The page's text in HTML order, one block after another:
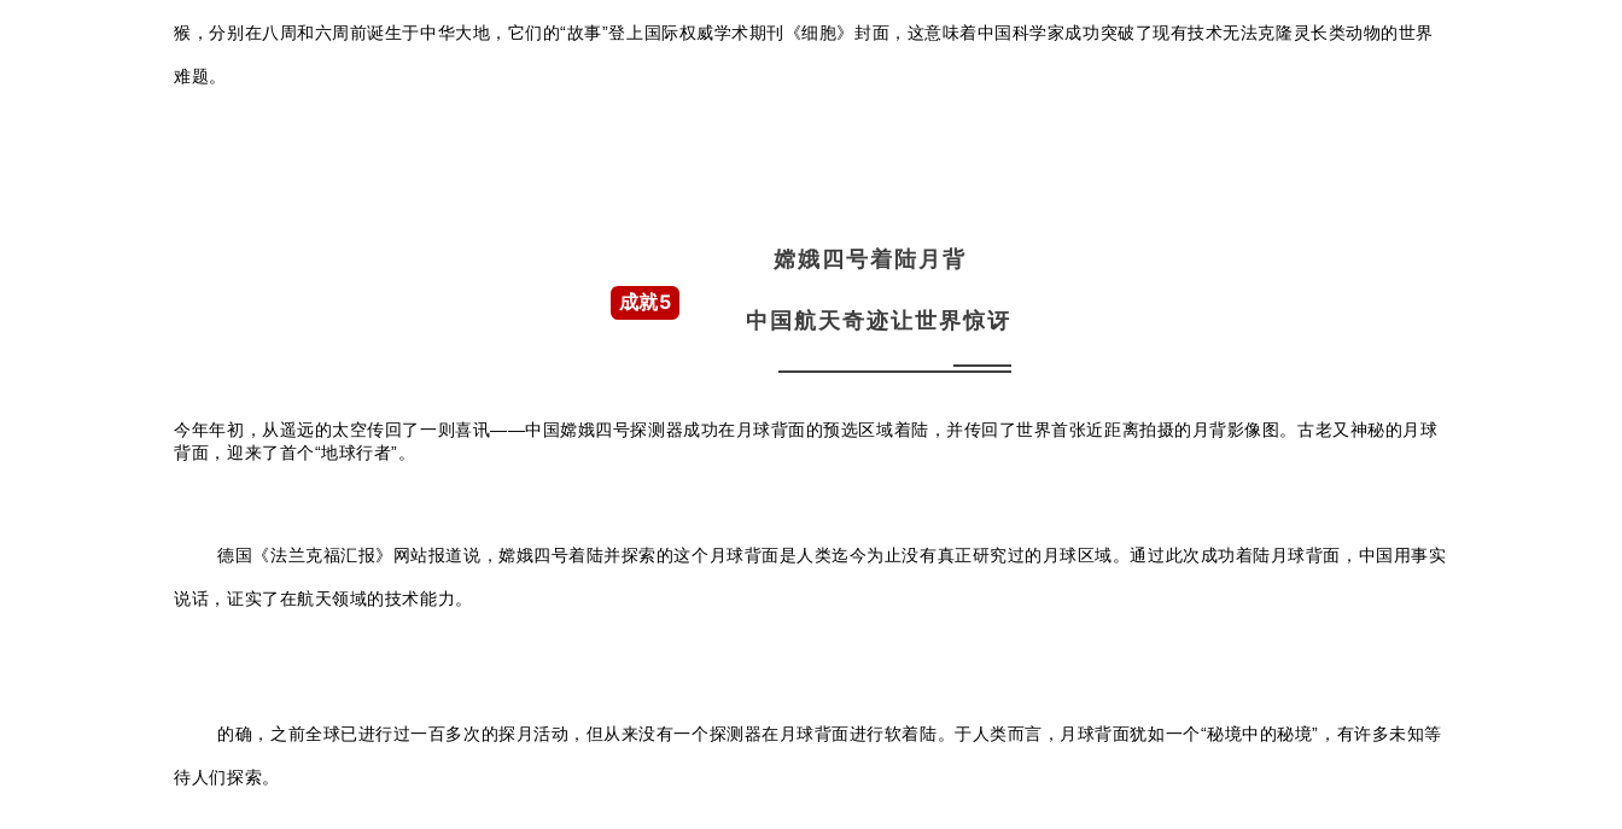
猴，分别在八周和六周前诞生于中华大地，它们的“故事”登上国际权威学术期刊《细胞》封面，这意味着中国科学家成功突破了现有技术无法克隆灵长类动物的世界
难题。
成就5
嫦娥四号着陆月背
中国航天奇迹让世界惊讶
今年年初，从遥远的太空传回了一则喜讯——中国嫦娥四号探测器成功在月球背面的预选区域着陆，并传回了世界首张近距离拍摄的月背影像图。古老又神秘的月球
背面，迎来了首个“地球行者”。
德国《法兰克福汇报》网站报道说，嫦娥四号着陆并探索的这个月球背面是人类迄今为止没有真正研究过的月球区域。通过此次成功着陆月球背面，中国用事实
说话，证实了在航天领域的技术能力。
的确，之前全球已进行过一百多次的探月活动，但从来没有一个探测器在月球背面进行软着陆。于人类而言，月球背面犹如一个“秘境中的秘境”，有许多未知等
待人们探索。